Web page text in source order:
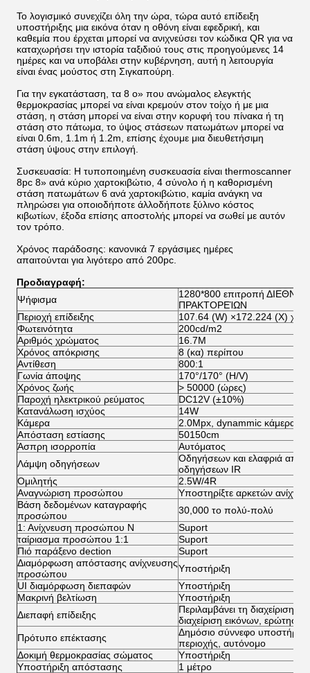
Το λογισμικό συνεχίζει όλη την ώρα, τώρα αυτό επίδειξη
υποστήριξης μια εικόνα όταν η οθόνη είναι εφεδρική, και
καθεμία που έρχεται μπορεί να ανιχνεύσει τον κώδικα QR για να
καταχωρήσει την ιστορία ταξιδιού τους στις προηγούμενες 14
ημέρες και να υποβάλει στην κυβέρνηση, αυτή η λειτουργία
είναι ένας μούστος στη Σιγκαπούρη.
Για την εγκατάσταση, τα 8 ο» που ανώμαλος ελεγκτής
θερμοκρασίας μπορεί να είναι κρεμούν στον τοίχο ή με μια
στάση, η στάση μπορεί να είναι στην κορυφή του πίνακα ή τη
στάση στο πάτωμα, το ύψος στάσεων πατωμάτων μπορεί να
είναι 0.6m, 1.1m ή 1.2m, επίσης έχουμε μια διευθετήσιμη
στάση ύψους στην επιλογή.
Συσκευασία: Η τυποποιημένη συσκευασία είναι thermoscanner
8pc 8» ανά κύριο χαρτοκιβώτιο, 4 σύνολο ή η καθορισμένη
στάση πατωμάτων 6 ανά χαρτοκιβώτιο, καμία ανάγκη να
πληρώσει για οποιοδήποτε άλλοδήποτε ξύλινο κόστος
κιβωτίων, έξοδα επίσης αποστολής μπορεί να σωθεί με αυτόν
τον τρόπο.
Χρόνος παράδοσης: κανονικά 7 εργάσιμες ημέρες
απαιτούνται για λιγότερο από 200pc.
Προδιαγραφή:
Ψήφισμα
1280*800 επιτροπή
ΠΡΑΚΤΟΡΕΊΩΝ
Περιοχή επίδειξης
107.64 (W) ×172.224 (Χ) χιλ.
Φωτεινότητα
200cd/m2
Αριθμός χρώματος
16.7M
Χρόνος απόκρισης
8 (κα) περίπου
Αντίθεση
800:1
Γωνία άποψης
170°/170° (H/V)
Χρόνος ζωής
> 50000 (ώρες)
Παροχή ηλεκτρικού ρεύματος
DC12V (±10%)
Κατανάλωση ισχύος
14W
Κάμερα
2.0Mpx, dynammic κάμερα
Απόσταση εστίασης
50150cm
Άσπρη ισορροπία
Αυτόματος
Λάμψη οδηγήσεων
Οδηγήσεων και ελαφριά
οδηγήσεων IR
Ομιλητής
2.5W/4R
Αναγνώριση προσώπου
Υποστηρίξτε αρκετών
Βάση δεδομένων καταγραφής
προσώπου
30,000 το πολύ-πολύ
1: Ανίχνευση προσώπου Ν
Suport
ταίριασμα προσώπου 1:1
Suport
Πιό παράξενο dection
Suport
Διαμόρφωση απόστασης ανίχνευσης
προσώπου
Υποστήριξη
UI διαμόρφωση διεπαφών
Υποστήριξη
Μακρινή βελτίωση
Υποστήριξη
Διεπαφή επίδειξης
Περιλαμβάνει τη διαχείριση
διαχείριση εικόνων, ερώτηση
Πρότυπο επέκτασης
Δημόσιο σύννεφο
περιοχής, αυτόνομο
Δοκιμή θερμοκρασίας σώματος
Υποστήριξη
Υποστήριξη απόστασης
1 μέτρο